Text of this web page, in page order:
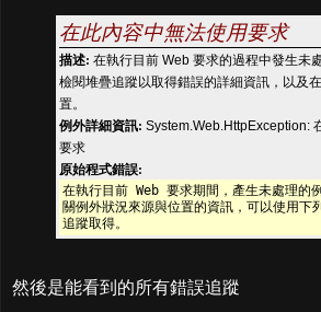
在此內容中無法使用要求
描述: 在執行目前 Web 要求的過程中發生未
檢閱堆疊追蹤以取得錯誤的詳細資訊，以及
置。
例外詳細資訊: System.Web.HttpException:
要求
原始程式錯誤:
在執行目前 Web 要求期間，產生未處理的
關例外狀況來源與位置的資訊，可以使用下
追蹤取得。
然後是能看到的所有錯誤追蹤